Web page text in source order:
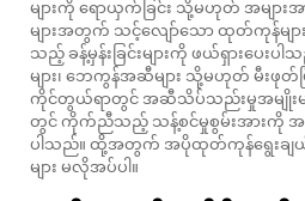
များကို ရောယှက်ခြင်း သို့မဟုတ် အများအ
များအတွက် သင့်လျော်သော ထုတ်ကုန်များ
သည့် ခန့်မှန်းခြင်းများကို ဖယ်ရှားပေး
များ၊ ဘေကွန်အဆီများ သို့မဟုတ် မီးဖုတ်ပြီ
ကိုင်တွယ်ရာတွင် အဆီသိပ်သည်းမှုအမျိုးမျိုးနှ
တွင် ကိုက်ညီသည့် သန့်စင်မှုစွမ်းအားကို အမ
ပါသည်။ ထို့အတွက် အပိုထုတ်ကုန်ရွေးချ
များ မလိုအပ်ပါ။